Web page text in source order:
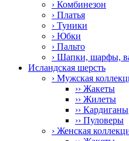
› Комбинезон
› Платья
› Туники
› Юбки
› Пальто
› Шапки, шарфы,
Исландская шерсть
› Мужская
›› Жакеты
›› Жилеты
›› Кардиганы
›› Пуловеры
› Женская